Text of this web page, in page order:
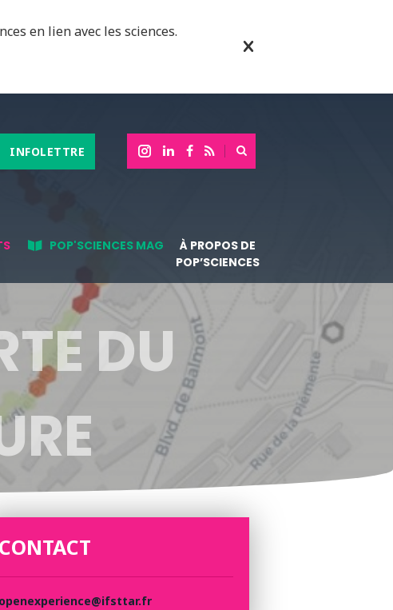
en lien avec les sciences.
INFOLETTRE
POP'SCIENCES MAG
À PROPOS DE
POP’SCIENCES
DU
CONTACT
openexperience@ifsttar.fr